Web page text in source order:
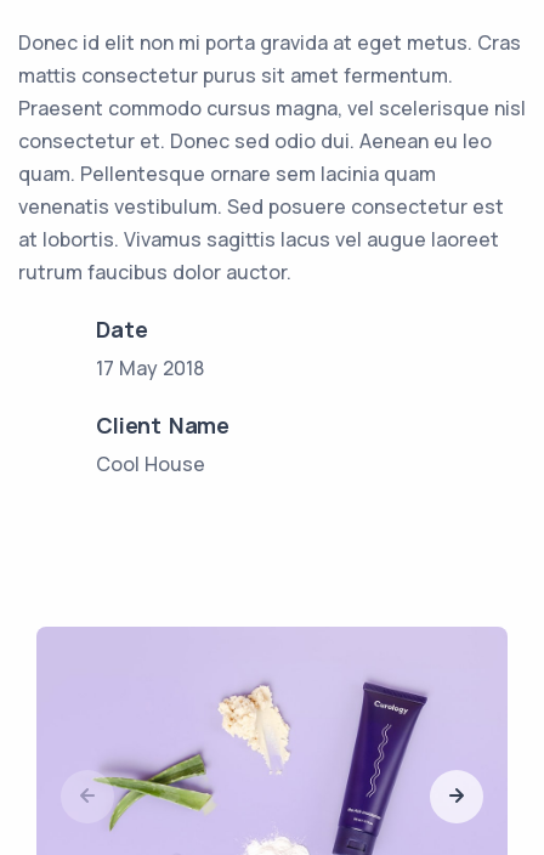
Donec id elit non mi porta gravida at eget metus. Cras
mattis consectetur purus sit amet fermentum.
Praesent commodo cursus magna, vel scelerisque nisl
consectetur et. Donec sed odio dui. Aenean eu leo
quam. Pellentesque ornare sem lacinia quam
venenatis vestibulum. Sed posuere consectetur est
at lobortis. Vivamus sagittis lacus vel augue laoreet
rutrum faucibus dolor auctor.
Date
17 May 2018
Client Name
Cool House